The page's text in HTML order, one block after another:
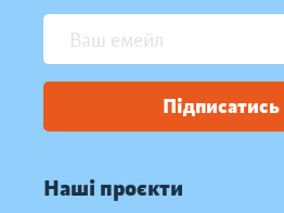
Підписатись
Наші проєкти